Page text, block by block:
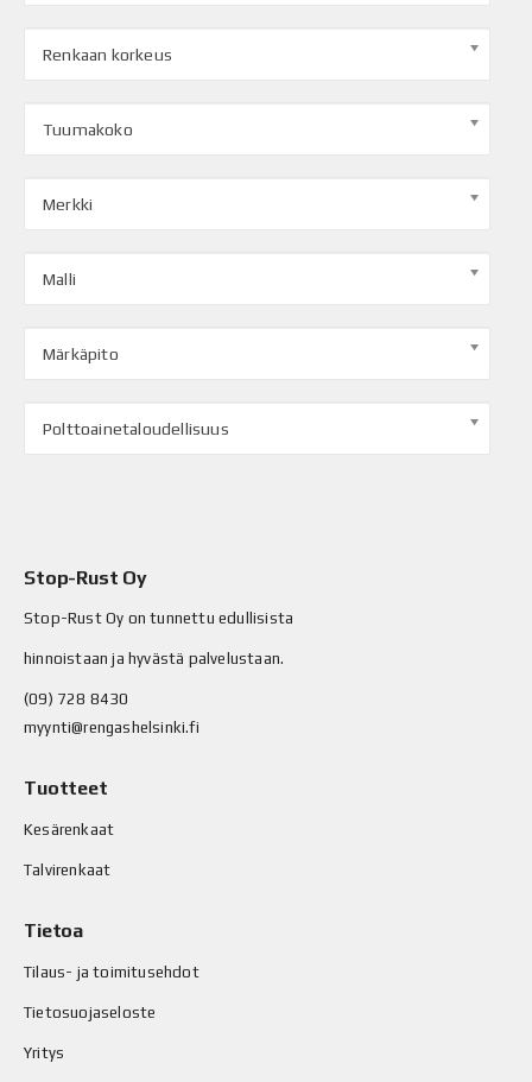
Renkaan korkeus
Tuumakoko
Merkki
Malli
Märkäpito
Polttoainetaloudellisuus
Stop-Rust Oy
Stop-Rust Oy on tunnettu edullisista
hinnoistaan ja hyvästä palvelustaan.
(09) 728 8430
myynti@rengashelsinki.fi
Tuotteet
Kesärenkaat
Talvirenkaat
Tietoa
Tilaus- ja toimitusehdot
Tietosuojaseloste
Yritys